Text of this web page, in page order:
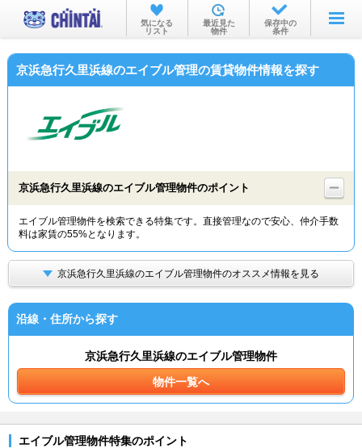
お部屋を探す
沿線・駅から
物件特集から
気になる
リスト
最近見た
物件
保存中の
条件
京浜急行久里浜線のエイブル管理の賃貸物件情報を探す
京浜急行久里浜線のエイブル管理物件のポイント
エイブル管理物件を検索できる特集です。直接管理なので安心、仲介手数
料は家賃の55%となります。
京浜急行久里浜線のエイブル管理物件のオススメ情報を見る
沿線・住所から探す
京浜急行久里浜線のエイブル管理物件
物件一覧へ
エイブル管理物件特集のポイント